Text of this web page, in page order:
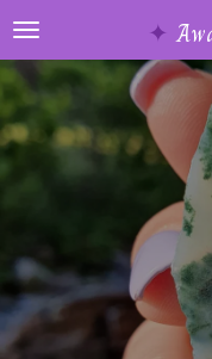
Ga
direct
naar
de
hoofdinhoud
✦